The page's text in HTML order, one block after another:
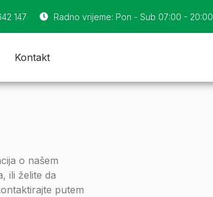
147 Radno vrijeme: Pon - Sub 07:00 - 20:00
Kontakt
o našem
ili želite da
putem